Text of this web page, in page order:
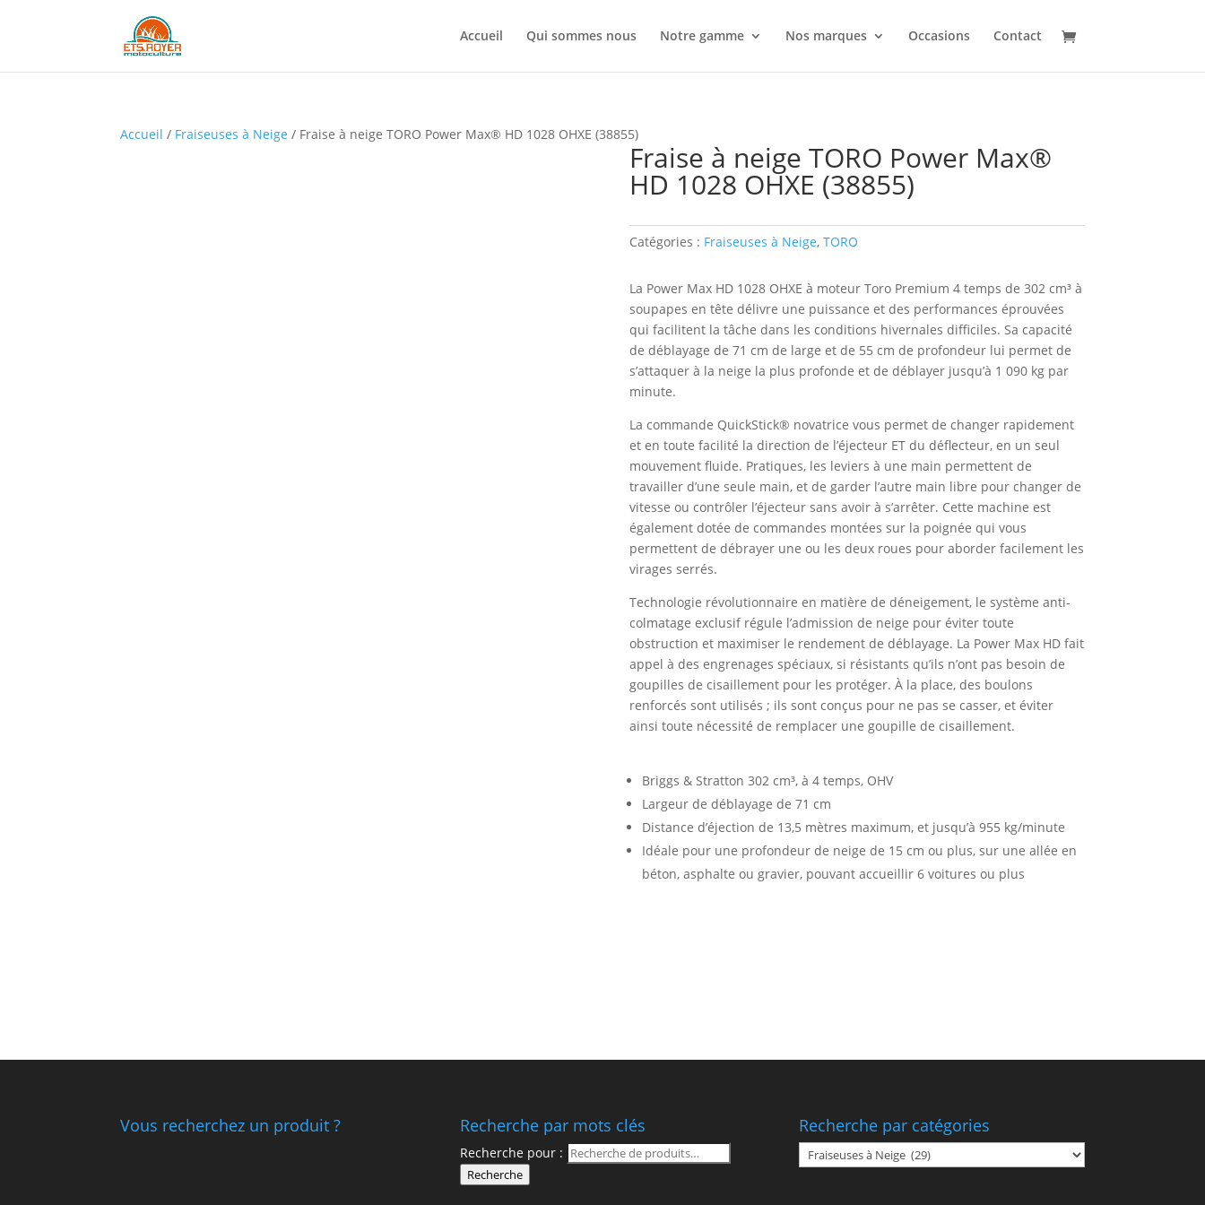
Accueil Qui sommes nous Notre gamme Nos marques Occasions Contact
Accueil / Fraiseuses à Neige / Fraise à neige TORO Power Max® HD 1028 OHXE (38855)
Fraise à neige TORO Power Max®
HD 1028 OHXE (38855)
Catégories : Fraiseuses à Neige, TORO
La Power Max HD 1028 OHXE à moteur Toro Premium 4 temps de 302 cm³ à
soupapes en tête délivre une puissance et des performances éprouvées
qui facilitent la tâche dans les conditions hivernales difficiles. Sa capacité
de déblayage de 71 cm de large et de 55 cm de profondeur lui permet de
s’attaquer à la neige la plus profonde et de déblayer jusqu’à 1 090 kg par
minute.
La commande QuickStick® novatrice vous permet de changer rapidement
et en toute facilité la direction de l’éjecteur ET du déflecteur, en un seul
mouvement fluide. Pratiques, les leviers à une main permettent de
travailler d’une seule main, et de garder l’autre main libre pour changer de
vitesse ou contrôler l’éjecteur sans avoir à s’arrêter. Cette machine est
également dotée de commandes montées sur la poignée qui vous
permettent de débrayer une ou les deux roues pour aborder facilement les
virages serrés.
Technologie révolutionnaire en matière de déneigement, le système anti-
colmatage exclusif régule l’admission de neige pour éviter toute
obstruction et maximiser le rendement de déblayage. La Power Max HD fait
appel à des engrenages spéciaux, si résistants qu’ils n’ont pas besoin de
goupilles de cisaillement pour les protéger. À la place, des boulons
renforcés sont utilisés ; ils sont conçus pour ne pas se casser, et éviter
ainsi toute nécessité de remplacer une goupille de cisaillement.
Briggs & Stratton 302 cm³, à 4 temps, OHV
Largeur de déblayage de 71 cm
Distance d’éjection de 13,5 mètres maximum, et jusqu’à 955 kg/minute
Idéale pour une profondeur de neige de 15 cm ou plus, sur une allée en
béton, asphalte ou gravier, pouvant accueillir 6 voitures ou plus
Vous recherchez un produit ? Recherche par mots clés
Recherche pour :
Recherche
Recherche par catégories